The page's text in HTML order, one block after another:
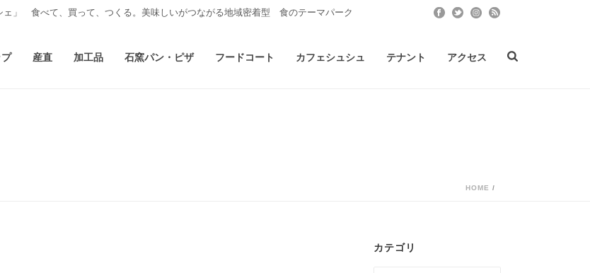
」 食べて、買って、つくる。美味しいがつながる地域密着型 食のテーマパーク
産直 加工品 石窯パン・ピザ フードコート カフェシュシュ テナント アクセス
HOME /
カテゴリ